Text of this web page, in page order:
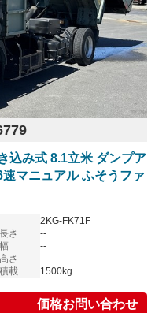
込み式 8.1立米 ダンプア
マニュアル ふそうファ
2KG-FK71F
さ
--
--
さ
--
載
1500kg
価格お問い合わせ